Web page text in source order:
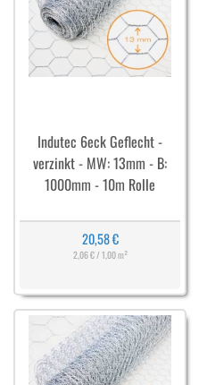
Indutec 6eck Geflecht -
verzinkt - MW: 13mm - B:
1000mm - 10m Rolle
20,58 €
2,06 € / 1,00 m²